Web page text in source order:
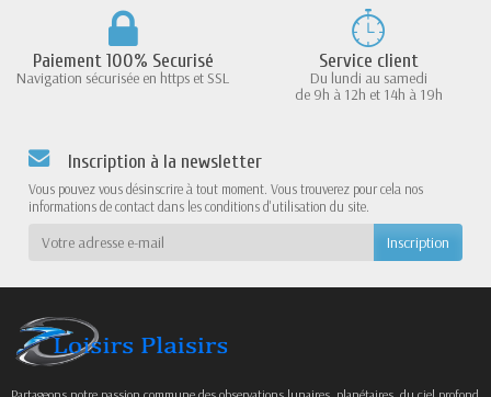
Paiement 100% Securisé
Navigation sécurisée en https et SSL
Service client
Du lundi au samedi
de 9h à 12h et 14h à 19h
Inscription à la newsletter
Vous pouvez vous désinscrire à tout moment. Vous trouverez pour cela nos
informations de contact dans les conditions d'utilisation du site.